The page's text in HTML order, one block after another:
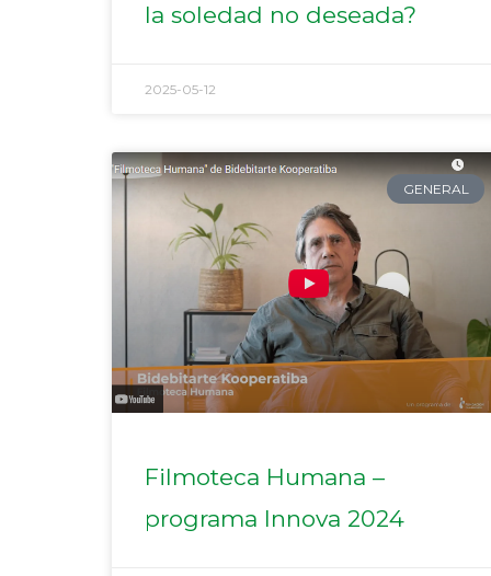
la soledad no deseada?
2025-05-12
GENERAL
Filmoteca Humana –
programa Innova 2024